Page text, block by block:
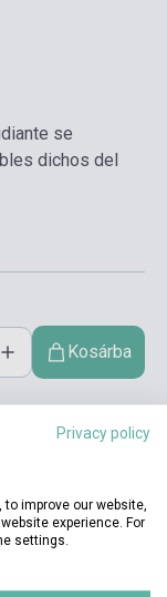
se
dichos del
Kosárba
Privacy policy
improve our website,
experience. For
settings.